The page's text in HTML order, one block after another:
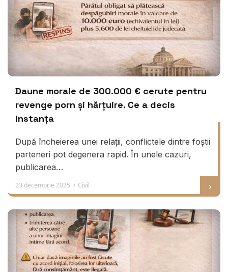
Daune morale de 300.000 € cerute pentru
revenge porn și hărțuire. Ce a decis
instanța
După încheierea unei relații, conflictele dintre foștii
parteneri pot degenera rapid. În unele cazuri,
publicarea…
23 decembrie 2025 • Civil